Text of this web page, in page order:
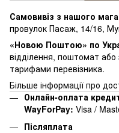
Самовивіз з нашого
провулок Пасаж, 14/16,
«Новою Поштою» по
відділення, поштомат
тарифами перевізника.
Більше інформації про
Онлайн-оплата
WayForPay: Visa /
Післяплата